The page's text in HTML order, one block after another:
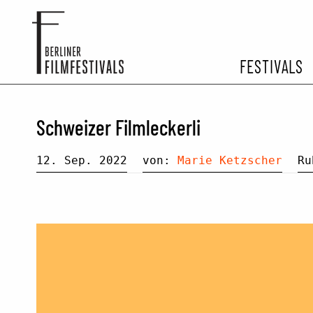
FESTIVALS
ARCHIV
Schweizer Filmleckerli
12. Sep. 2022 von: Marie Ketzscher